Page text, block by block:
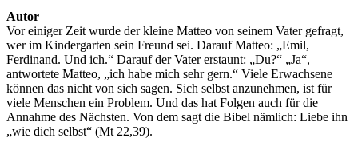
Autor
Vor einiger Zeit wurde der kleine Matteo von seinem Vater gefragt,
wer im Kindergarten sein Freund sei. Darauf Matteo: „Emil,
Ferdinand. Und ich.“ Darauf der Vater erstaunt: „Du?“ „Ja“,
antwortete Matteo, „ich habe mich sehr gern.“ Viele Erwachsene
können das nicht von sich sagen. Sich selbst anzunehmen, ist für
viele Menschen ein Problem. Und das hat Folgen auch für die
Annahme des Nächsten. Von dem sagt die Bibel nämlich: Liebe ihn
„wie dich selbst“ (Mt 22,39).